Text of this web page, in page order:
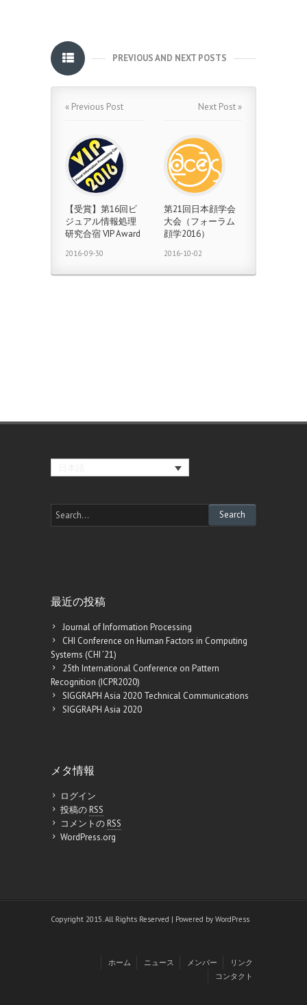
PREVIOUS AND NEXT POSTS
« Previous Post
【受賞】第16回ビ
ジュアル情報処理
研究合宿 VIP Award
2016-09-30
Next Post »
第21回日本顔学会
大会（フォーラム
顔学2016）
2016-10-02
最近の投稿
Journal of Information Processing
CHI Conference on Human Factors in Computing
Systems (CHI ’21)
25th International Conference on Pattern
Recognition (ICPR2020)
SIGGRAPH Asia 2020 Technical Communications
SIGGRAPH Asia 2020
メタ情報
ログイン
投稿のRSS
コメントのRSS
WordPress.org
Copyright 2015. All Rights Reserved | Powered by WordPress
ホーム ニュース メンバー
リンク
コンタクト